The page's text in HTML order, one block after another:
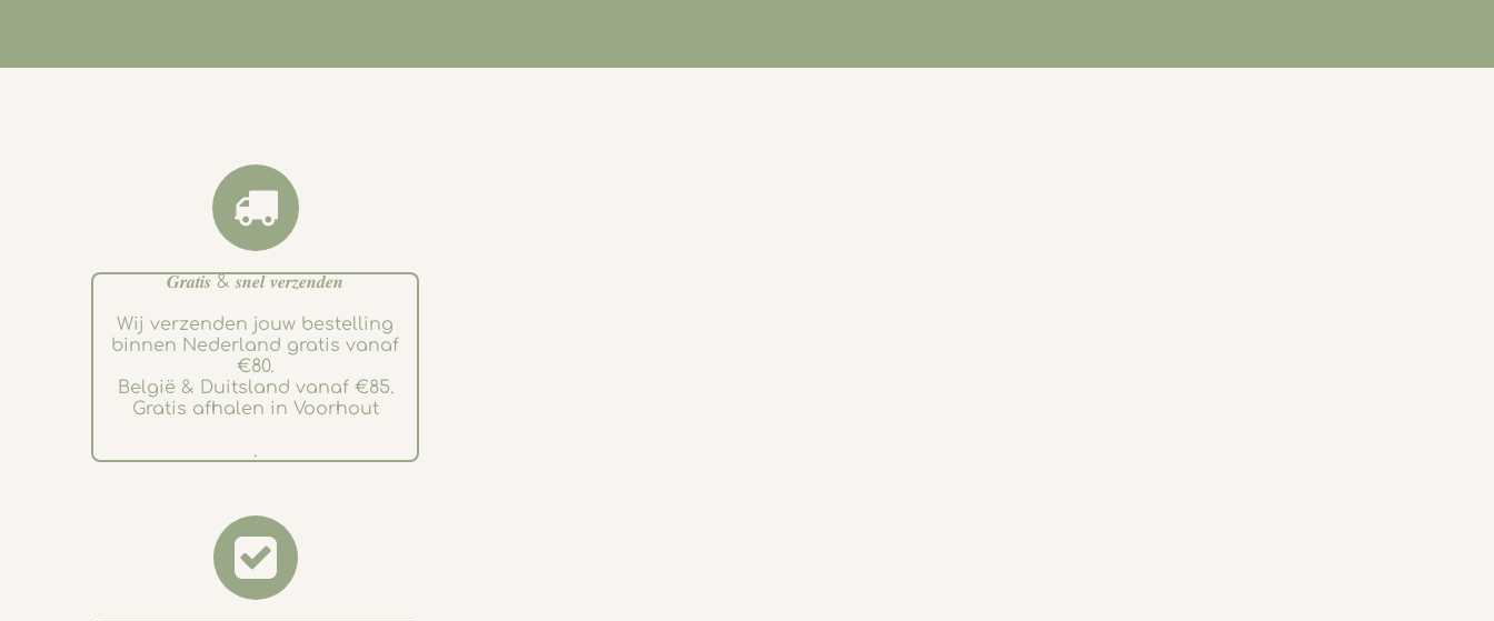
𝑮𝒓𝒂𝒕𝒊𝒔 & 𝒔𝒏𝒆𝒍 𝒗𝒆𝒓𝒛𝒆𝒏𝒅𝒆𝒏
Wij verzenden jouw bestelling
binnen Nederland gratis vanaf
€80.
België & Duitsland vanaf €85.
Gratis afhalen in Voorhout
.